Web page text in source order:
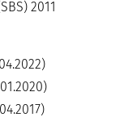
2011